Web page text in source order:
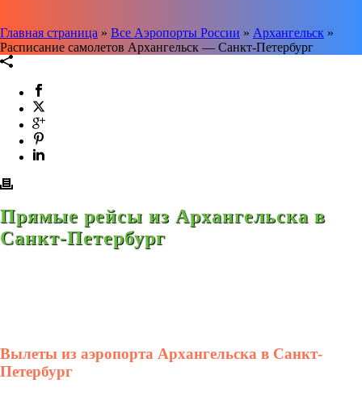
Главная страница » Все Аэропорты России » Архангельск »
Расписание самолетов Архангельск — Санкт-Петербург
Прямые рейсы из Архангельска в
Санкт-Петербург
Вылеты из аэропорта Архангельска в Санкт-
Петербург